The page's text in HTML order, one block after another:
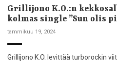
Grillijono K.O.:n
kolmas single ”Sun olis
tammikuu 19, 2024
Grillijono K.O. levittää turborockin